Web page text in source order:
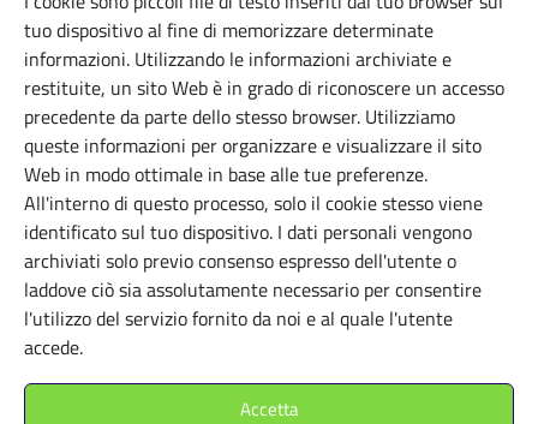
tuo dispositivo al fine di memorizzare determinate
informazioni. Utilizzando le informazioni archiviate e
restituite, un sito Web è in grado di riconoscere un accesso
precedente da parte dello stesso browser. Utilizziamo
queste informazioni per organizzare e visualizzare il sito
Web in modo ottimale in base alle tue preferenze.
All'interno di questo processo, solo il cookie stesso viene
identificato sul tuo dispositivo. I dati personali vengono
archiviati solo previo consenso espresso dell'utente o
laddove ciò sia assolutamente necessario per consentire
l'utilizzo del servizio fornito da noi e al quale l'utente
accede.
Accetta
MUSEI AZIENDALI E D'IMPRESA
AIB – Archivio Industriale
Bitossi
Montelupo Fiorentino (FI)